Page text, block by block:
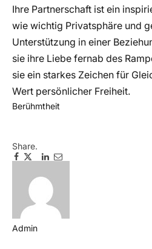
Ihre Partnerschaft ist ein
wie wichtig Privatsphäre und
Unterstützung in einer
sie ihre Liebe fernab des
sie ein starkes Zeichen für
Wert persönlicher Freiheit.
Berühmtheit
Share.
Facebook
Twitter
Pinterest
LinkedIn
EmailTelegram
Admin